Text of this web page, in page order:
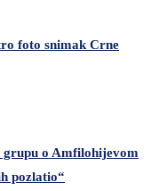
foto snimak Crne
o Amfilohijevom
pozlatio“